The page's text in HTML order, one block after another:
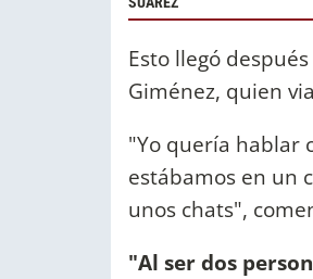
Esto llegó
Giménez, quien
"Yo quería hablar
estábamos en un
unos chats",
"Al ser dos